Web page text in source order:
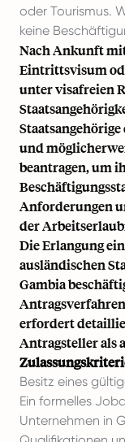
oder Tourismus.
keine
Nach Ankunft
Eintrittsvisum
unter visafreien
und
beantragen, um
Anforderungen
der
Die Erlangung
ausländischen
Gambia
erfordert
Antragsteller als
Besitz eines
Ein formelles
Unternehmen in